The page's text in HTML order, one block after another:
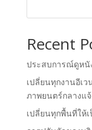
Recent
ประสบการณ์ดูหนั
เปลี่ยนทุกงานอีเ
ภาพยนตร์กลางแจ้
เปลี่ยนทุกพื้นที่ให้